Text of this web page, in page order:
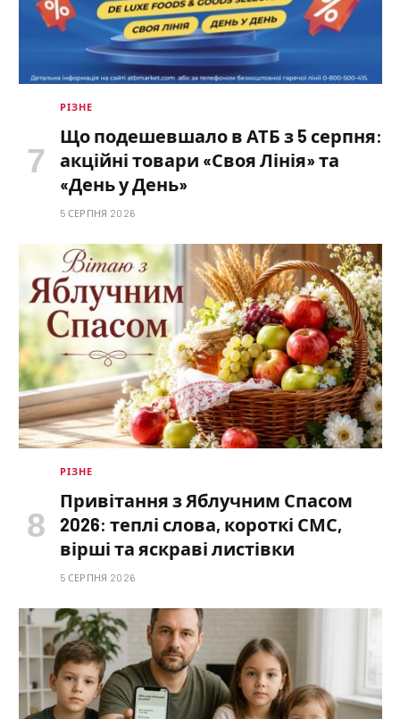
РІЗНЕ
Що подешевшало в АТБ з 5 серпня:
акційні товари «Своя Лінія» та
«День у День»
5 СЕРПНЯ 2026
РІЗНЕ
Привітання з Яблучним Спасом
2026: теплі слова, короткі СМС,
вірші та яскраві листівки
5 СЕРПНЯ 2026